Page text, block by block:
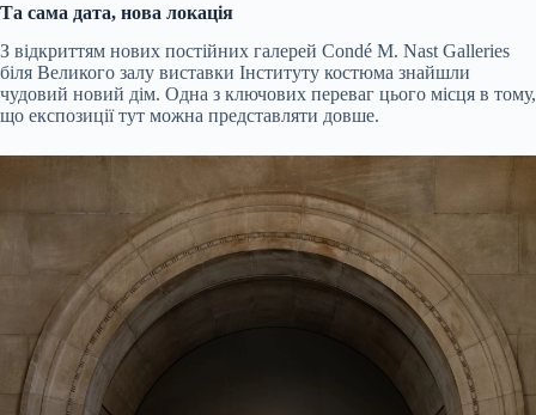
Та сама дата, нова локація
З відкриттям нових постійних галерей Condé M. Nast Galleries
біля Великого залу виставки Інституту костюма знайшли
чудовий новий дім. Одна з ключових переваг цього місця в тому,
що експозиції тут можна представляти довше.